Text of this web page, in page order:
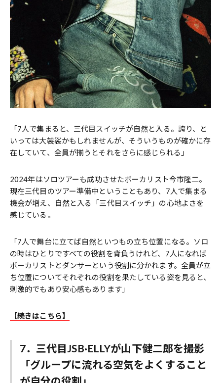
「7人で集まると、三代目スイッチが自然と入る。誇り、と
いっては大袈裟かもしれませんが、そういうものが確かに存
在していて、全員が揃うとそれをさらに感じられる」
2024年はソロツアーも成功させたボーカリスト今市隆二。
現在三代目のツアー準備中ということもあり、7人で集まる
機会が増え、自然と入る「三代目スイッチ」の心地よさを
感じている。
「7人で舞台に立てば自然といつもの立ち位置になる。ソロ
の時はひとりですべての役割を背負うけれど、7人になれば
ボーカリストとダンサーという役割に分かれます。全員が立
ち位置についてそれぞれの役割を果たしている姿を見ると、
刺激的でもあり安心感もあります」
【続きはこちら】
7．三代目JSB·ELLYが山下健二郎を撮影
「グループに流れる空気をよくすること